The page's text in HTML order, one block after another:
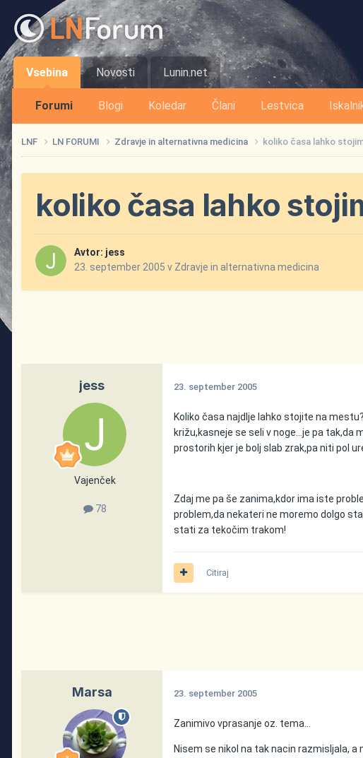
Vsebina
Forumi Blogi Koledar Člani Lestvica
Novosti Lunin.net
LNF LN FORUMI Zdravje in alternativna medicina koliko časa lahko
koliko časa lahko
Avtor: jess
23. september 2005 v Zdravje in alternativna medicina
jess
Vajenček
78
23. september 2005
Koliko časa najdlje lahko stojite na
križu,kasneje se seli v noge...je pa tak,da
prostorih kjer je bolj slab zrak,pa niti pol
Zdaj me pa še zanima,kdor ima iste
problem,da nekateri ne moremo dolgo
stati za tekočim trakom!
Citiraj
Marsa 23. september 2005
Zanimivo vprasanje oz. tema...
Nisem se nikol na tak nacin razmisljala,